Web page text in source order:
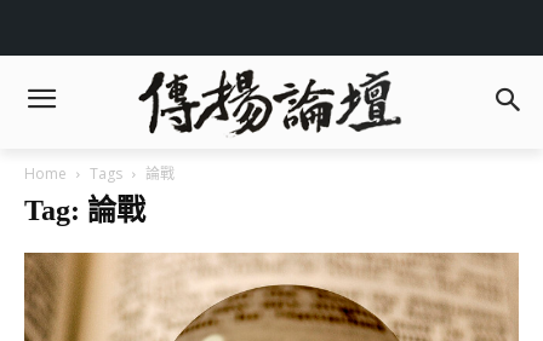
Home Tags 論戰
Tag: 論戰